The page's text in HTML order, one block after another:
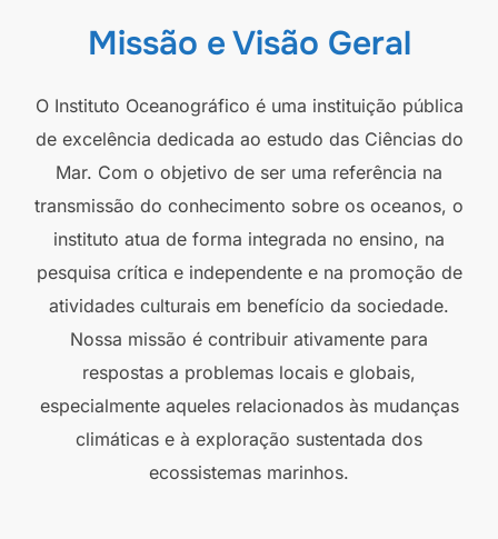
Missão e Visão Geral
O Instituto Oceanográfico é uma instituição pública
de excelência dedicada ao estudo das Ciências do
Mar. Com o objetivo de ser uma referência na
transmissão do conhecimento sobre os oceanos, o
instituto atua de forma integrada no ensino, na
pesquisa crítica e independente e na promoção de
atividades culturais em benefício da sociedade.
Nossa missão é contribuir ativamente para
respostas a problemas locais e globais,
especialmente aqueles relacionados às mudanças
climáticas e à exploração sustentada dos
ecossistemas marinhos.